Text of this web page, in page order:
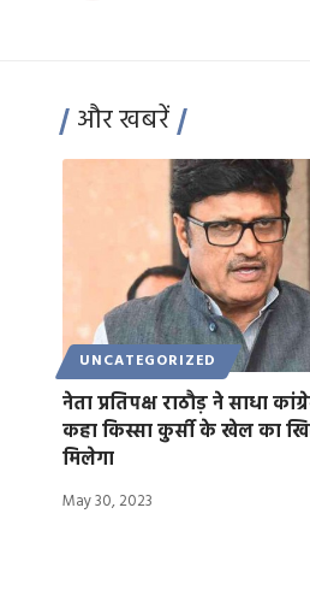
और खबरें
UNCATEGORIZED
नेता प्रतिपक्ष राठौड़ ने साधा
कहा किस्सा कुर्सी के खेल का
मिलेगा
May 30, 2023